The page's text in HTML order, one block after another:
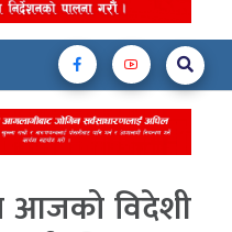
आजको विदेशी